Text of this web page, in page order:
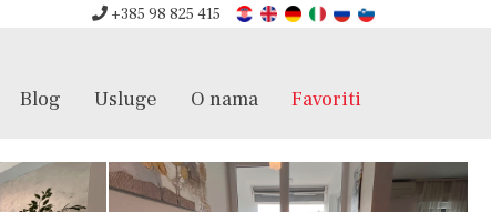
+385 98 825 415
Blog Usluge O nama Favoriti